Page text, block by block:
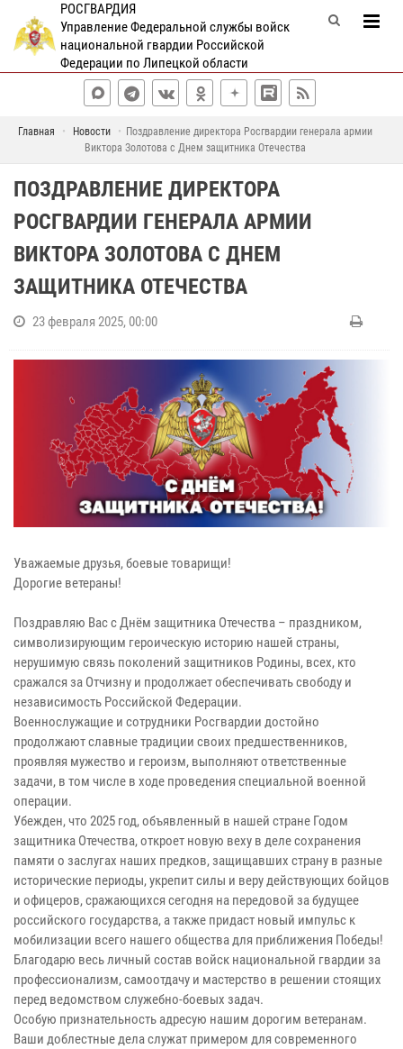
РОСГВАРДИЯ
Управление Федеральной службы войск
национальной гвардии Российской
Федерации по Липецкой области
Главная Новости
Поздравление директора Росгвардии генерала армии
Виктора Золотова с Днем защитника Отечества
ПОЗДРАВЛЕНИЕ ДИРЕКТОРА
РОСГВАРДИИ ГЕНЕРАЛА АРМИИ
ВИКТОРА ЗОЛОТОВА С ДНЕМ
ЗАЩИТНИКА ОТЕЧЕСТВА
23 февраля 2025, 00:00
Уважаемые друзья, боевые товарищи!
Дорогие ветераны!
Поздравляю Вас с Днём защитника Отечества – праздником,
символизирующим героическую историю нашей страны,
нерушимую связь поколений защитников Родины, всех, кто
сражался за Отчизну и продолжает обеспечивать свободу и
независимость Российской Федерации.
Военнослужащие и сотрудники Росгвардии достойно
продолжают славные традиции своих предшественников,
проявляя мужество и героизм, выполняют ответственные
задачи, в том числе в ходе проведения специальной военной
операции.
Убежден, что 2025 год, объявленный в нашей стране Годом
защитника Отечества, откроет новую веху в деле сохранения
памяти о заслугах наших предков, защищавших страну в разные
исторические периоды, укрепит силы и веру действующих бойцов
и офицеров, сражающихся сегодня на передовой за будущее
российского государства, а также придаст новый импульс к
мобилизации всего нашего общества для приближения Победы!
Благодарю весь личный состав войск национальной гвардии за
профессионализм, самоотдачу и мастерство в решении стоящих
перед ведомством служебно-боевых задач.
Особую признательность адресую нашим дорогим ветеранам.
Ваши доблестные дела служат примером для современного